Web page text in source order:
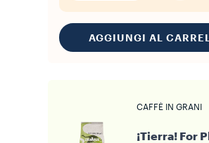
AGGIUNGI AL
CAFFÈ IN GRANI
¡Tierra! For